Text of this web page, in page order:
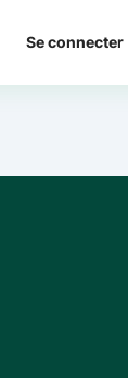
Se connecter